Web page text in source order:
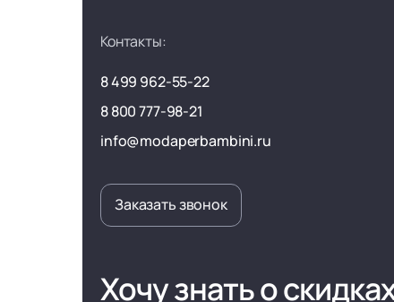
Контакты:
8 499 962-55-22
8 800 777-98-21
info@modaperbambini.ru
Заказать звонок
Хочу знать о